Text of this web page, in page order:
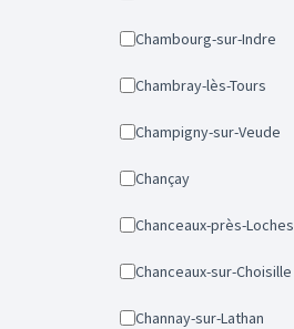
Chambourg-sur-Indre
Chambray-lès-Tours
Champigny-sur-Veude
Chançay
Chanceaux-près-Loches
Chanceaux-sur-Choisille
Channay-sur-Lathan